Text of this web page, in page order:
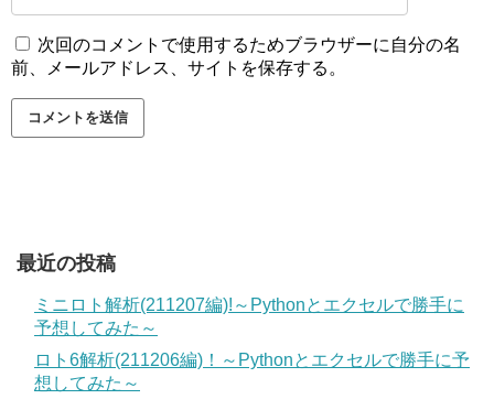
次回のコメントで使用するためブラウザーに自分の名
前、メールアドレス、サイトを保存する。
最近の投稿
ミニロト解析(211207編)!～Pythonとエクセルで勝手に
予想してみた～
ロト6解析(211206編)！～Pythonとエクセルで勝手に予
想してみた～